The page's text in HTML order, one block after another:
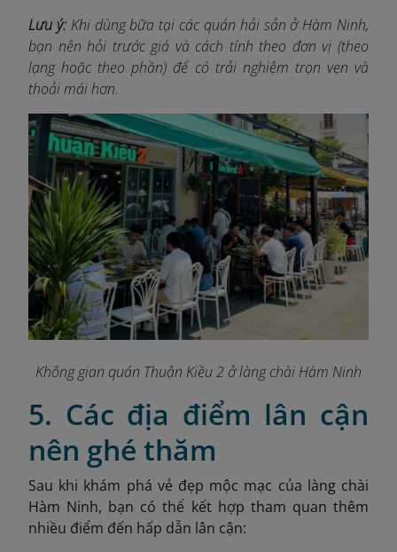
Lưu ý:Khi dùng bữa tại các quán hải sản ở Hàm Ninh,
bạn nên hỏi trước giá và cách tính theo đơn vị (theo
lạng hoặc theo phần) để có trải nghiệm trọn vẹn và
thoải mái hơn.
Không gian quán Thuận Kiều 2 ở làng chài Hàm Ninh
5. Các địa điểm lân cận
nên ghé thăm
Sau khi khám phá vẻ đẹp mộc mạc của làng chài
Hàm Ninh, bạn có thể kết hợp tham quan thêm
nhiều điểm đến hấp dẫn lân cận: